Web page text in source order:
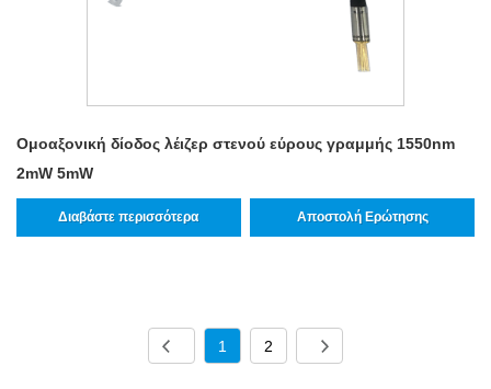
Ομοαξονική δίοδος λέιζερ στενού εύρους γραμμής 1550nm
2mW 5mW
Διαβάστε περισσότερα Αποστολή Ερώτησης
1 2